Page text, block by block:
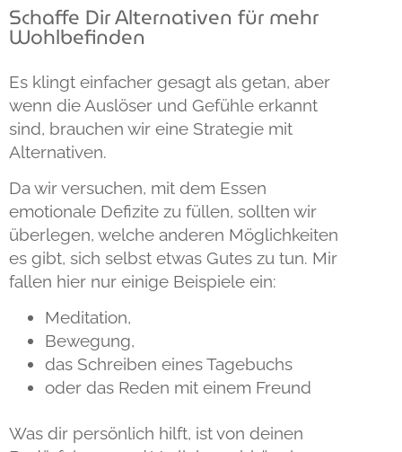
Schaffe Dir Alternativen für mehr
Wohlbefinden
Es klingt einfacher gesagt als getan, aber
wenn die Auslöser und Gefühle erkannt
sind, brauchen wir eine Strategie mit
Alternativen.
Da wir versuchen, mit dem Essen
emotionale Defizite zu füllen, sollten wir
überlegen, welche anderen Möglichkeiten
es gibt, sich selbst etwas Gutes zu tun. Mir
fallen hier nur einige Beispiele ein:
Meditation,
Bewegung,
das Schreiben eines Tagebuchs
oder das Reden mit einem Freund
Was dir persönlich hilft, ist von deinen